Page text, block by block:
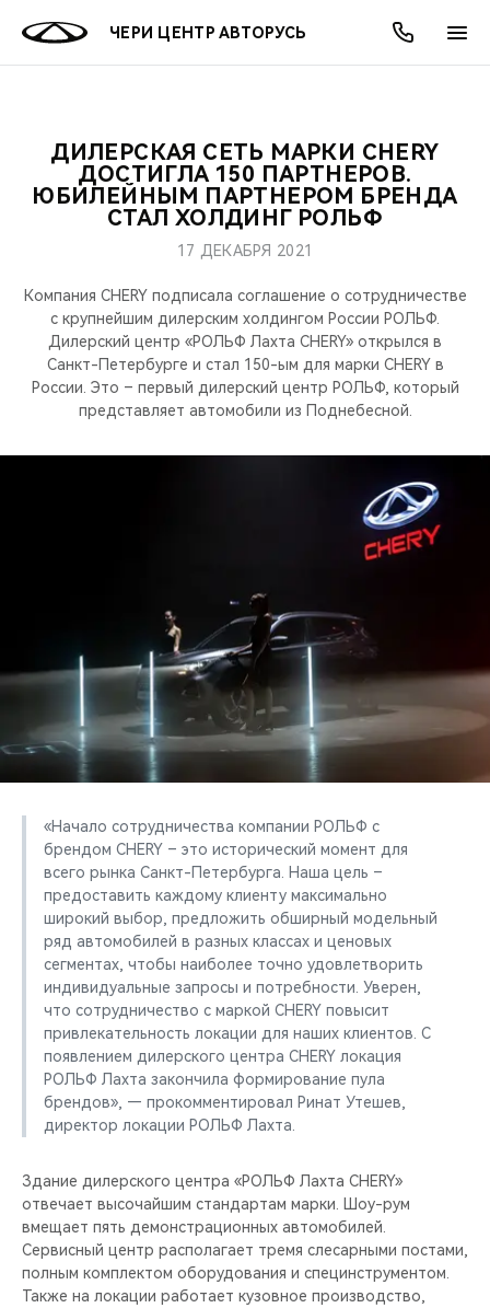
ЧЕРИ ЦЕНТР АВТОРУСЬ
МОДЕЛИ
ВСЕ МОДЕЛИ
СЕДАНЫ
НОВИНКИ
ПОКУПАТЕЛЯМ
ВЫБОР И ПОКУПКА
ВЛАДЕЛЬЦАМ
ПОДДЕРЖКА
CHERY CONNECT
МИР CHERY
АКСЕССУАРЫ
CHERY В СОЦСЕТЯХ
ЛЮДИ CHERY
ВИДЕООБЗОРЫ
CHERY ДЛЯ ДЕТЕЙ
АКЦИИ
ВЫГОДЫ И АКЦИИ
ОНЛАЙН СЕРВИСЫ
ВЫБОР И ПОКУПКА
О КОМПАНИИ
ДИЛЕРСКАЯ СЕТЬ МАРКИ CHERY
ДОСТИГЛА 150 ПАРТНЕРОВ.
ЮБИЛЕЙНЫМ ПАРТНЕРОМ БРЕНДА
СТАЛ ХОЛДИНГ РОЛЬФ
17 ДЕКАБРЯ 2021
Компания CHERY подписала соглашение о сотрудничестве
с крупнейшим дилерским холдингом России РОЛЬФ.
Дилерский центр «РОЛЬФ Лахта CHERY» открылся в
Санкт-Петербурге и стал 150-ым для марки CHERY в
России. Это – первый дилерский центр РОЛЬФ, который
представляет автомобили из Поднебесной.
«Начало сотрудничества компании РОЛЬФ с
брендом CHERY – это исторический момент для
всего рынка Санкт-Петербурга. Наша цель –
предоставить каждому клиенту максимально
широкий выбор, предложить обширный модельный
ряд автомобилей в разных классах и ценовых
сегментах, чтобы наиболее точно удовлетворить
индивидуальные запросы и потребности. Уверен,
что сотрудничество с маркой CHERY повысит
привлекательность локации для наших клиентов. С
появлением дилерского центра CHERY локация
РОЛЬФ Лахта закончила формирование пула
брендов», — прокомментировал Ринат Утешев,
директор локации РОЛЬФ Лахта.
Здание дилерского центра «РОЛЬФ Лахта CHERY»
отвечает высочайшим стандартам марки. Шоу-рум
вмещает пять демонстрационных автомобилей.
Сервисный центр располагает тремя слесарными постами,
полным комплектом оборудования и специнструментом.
Также на локации работает кузовное производство,